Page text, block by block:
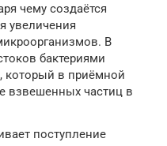
чему создаётся
увеличения
В
бактериями
который в приёмной
взвешенных частиц в
поступление